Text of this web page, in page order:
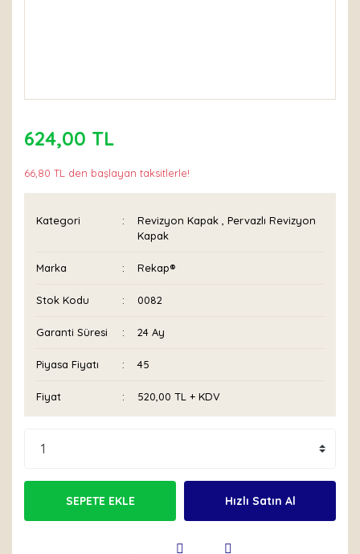
624,00 TL
66,80 TL den başlayan taksitlerle!
Kategori Revizyon Kapak ,Pervazlı Revizyon
Kapak
Marka Rekap®
Stok Kodu 0082
Garanti Süresi 24 Ay
Piyasa Fiyatı 45
Fiyat 520,00 TL + KDV
SEPETE EKLE Hızlı Satın Al